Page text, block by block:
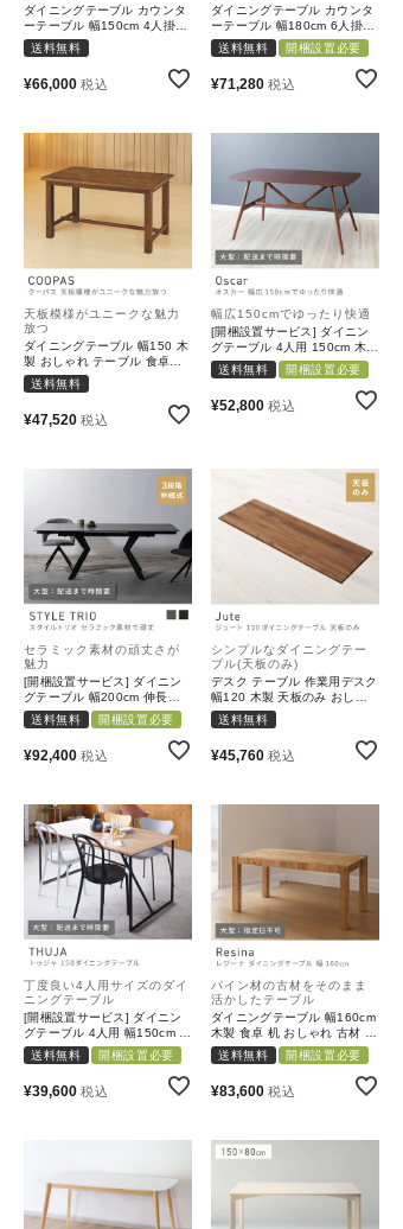
ダイニングテーブル カウンタ
ーテーブル 幅150cm 4人掛け
木製 天然木｜MARCUS
送料無料
¥66,000 税込
ダイニングテーブル カウンタ
ーテーブル 幅180cm 6人掛け
4人掛け 木製｜MARCUS
送料無料 開梱設置必要
¥71,280 税込
天板模様がユニークな魅力
放つ
ダイニングテーブル 幅150 木
製 おしゃれ テーブル 食卓テ
ーブル 机｜COOPAS
送料無料
¥47,520 税込
幅広150cmでゆったり快適
[開梱設置サービス] ダイニン
グテーブル 4人用 150cm 木製
天然木｜Oscar
送料無料 開梱設置必要
¥52,800 税込
セラミック素材の頑丈さが
魅力
[開梱設置サービス] ダイニン
グテーブル 幅200cm 伸長テ
ーブル スチール アジャスター
｜STYLE TRIO
送料無料 開梱設置必要
¥92,400 税込
シンプルなダイニングテー
ブル(天板のみ)
デスク テーブル 作業用デスク
幅120 木製 天板のみ おしゃ
れ テーブル 新生活 一人暮ら
し 模様替え｜Jute
送料無料
¥45,760 税込
丁度良い4人用サイズのダイ
ニングテーブル
[開梱設置サービス] ダイニン
グテーブル 4人用 幅150cm 奥
行80cm｜THUJA
送料無料 開梱設置必要
¥39,600 税込
パイン材の古材をそのまま
活かしたテーブル
ダイニングテーブル 幅160cm
木製 食卓 机 おしゃれ 古材 古
木 天然木｜Resina
送料無料 開梱設置必要
¥83,600 税込